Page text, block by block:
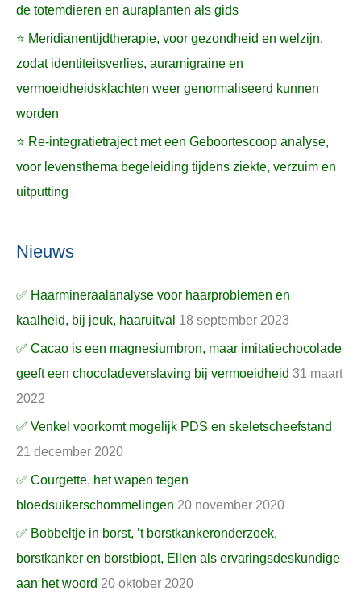
de totemdieren en auraplanten als gids
⭐ Meridianentijdtherapie, voor gezondheid en welzijn,
zodat identiteitsverlies, auramigraine en
vermoeidheidsklachten weer genormaliseerd kunnen
worden
⭐ Re-integratietraject met een Geboortescoop analyse,
voor levensthema begeleiding tijdens ziekte, verzuim en
uitputting
Nieuws
✅ Haarmineraalanalyse voor haarproblemen en
kaalheid, bij jeuk, haaruitval 18 september 2023
✅ Cacao is een magnesiumbron, maar imitatiechocolade
geeft een chocoladeverslaving bij vermoeidheid 31 maart
2022
✅ Venkel voorkomt mogelijk PDS en skeletscheefstand
21 december 2020
✅ Courgette, het wapen tegen
bloedsuikerschommelingen 20 november 2020
✅ Bobbeltje in borst, ’t borstkankeronderzoek,
borstkanker en borstbiopt, Ellen als ervaringsdeskundige
aan het woord 20 oktober 2020